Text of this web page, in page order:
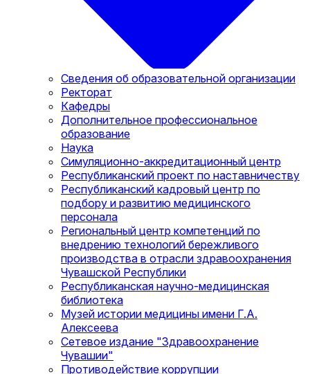
Сведения об образовательной организации
Ректорат
Кафедры
Дополнительное профессиональное
образование
Наука
Симуляционно-аккредитационный центр
Республиканский проект по наставничеству
Республиканский кадровый центр по
подбору и развитию медицинского
персонала
Региональный центр компетенций по
внедрению технологий бережливого
производства в отрасли здравоохранения
Чувашской Республики
Республиканская научно-медицинская
библиотека
Музей истории медицины имени Г.А.
Алексеева
Сетевое издание "Здравоохранение
Чувашии"
Противодействие коррупции